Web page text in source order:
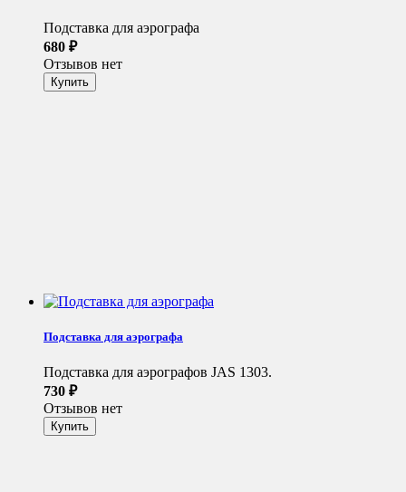
Подставка для аэрографа
680 ₽
Отзывов нет
Подставка для аэрографа
Подставка для аэрографов JAS 1303.
730 ₽
Отзывов нет